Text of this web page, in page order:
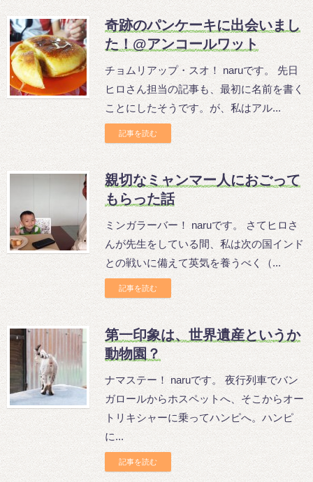
奇跡のパンケーキに出会いまし
た！@アンコールワット
チョムリアップ・スオ！ naruです。 先日
ヒロさん担当の記事も、最初に名前を書く
ことにしたそうです。が、私はアル...
記事を読む
親切なミャンマー人におごって
もらった話
ミンガラーバー！ naruです。 さてヒロさ
んが先生をしている間、私は次の国インド
との戦いに備えて英気を養うべく（...
記事を読む
第一印象は、世界遺産というか
動物園？
ナマステー！ naruです。 夜行列車でバン
ガロールからホスペットへ、そこからオー
トリキシャーに乗ってハンピへ。ハンピ
に...
記事を読む